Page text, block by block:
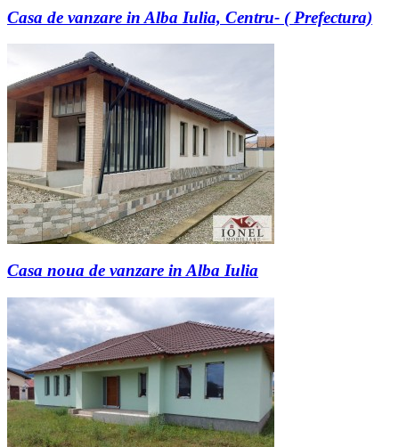
Casa de vanzare in Alba Iulia, Centru- ( Prefectura)
Casa noua de vanzare in Alba Iulia